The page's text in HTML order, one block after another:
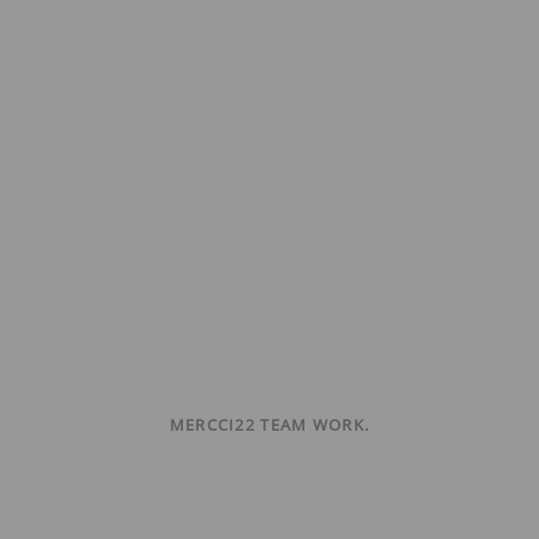
MERCCI22 TEAM WORK.